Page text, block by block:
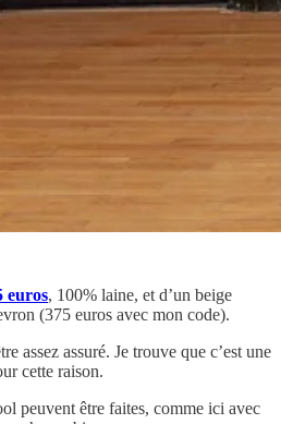
euros, 100% laine, et d’un beige
(375 euros avec mon code).
assez assuré. Je trouve que c’est une
cette raison.
peuvent être faites, comme ici avec